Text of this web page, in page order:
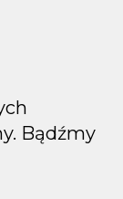
Bądźmy